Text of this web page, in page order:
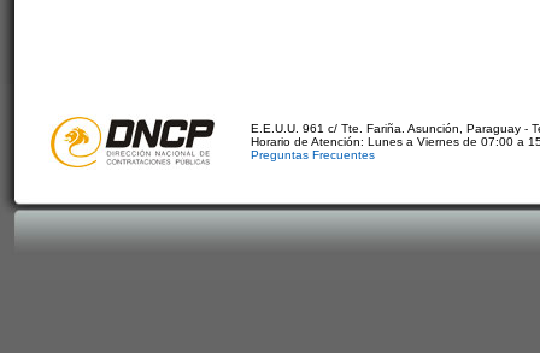
E.E.U.U. 961 c/ Tte. Fariña. Asunción, Paraguay -
Horario de Atención: Lunes a Viernes de 07:00 a
Preguntas Frecuentes